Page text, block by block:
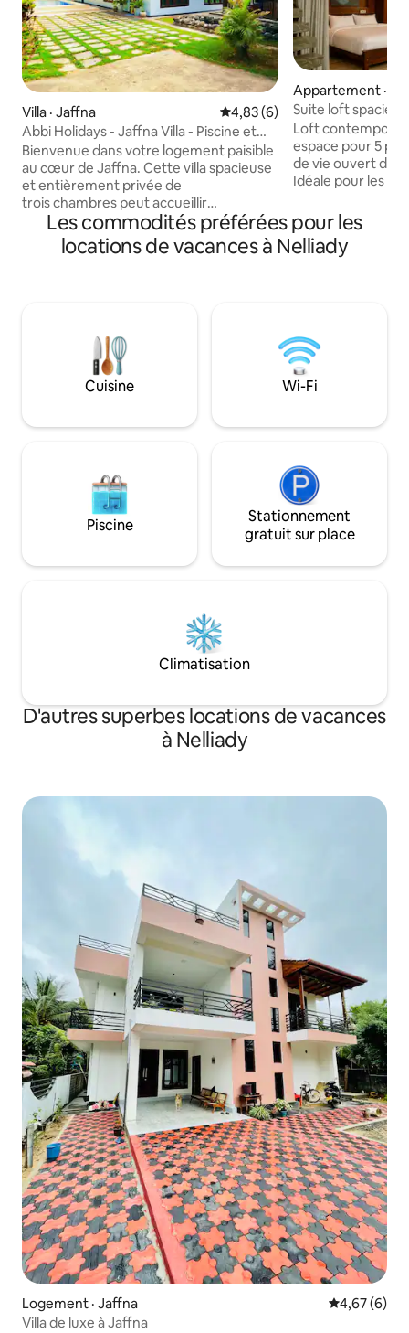
Villa · Jaffna Note moyenne de 4,83 sur 5,
4,83 (6)
Abbi Holidays - Jaffna Villa - Piscine et
bar à chicha
Bienvenue dans votre logement paisible
au cœur de Jaffna. Cette villa spacieuse
et entièrement privée de
trois chambres peut accueillir
confortablement six personnes et offre
un équilibre parfait entre confort,
intimité et commodité, ce qui en fait
résidentiel calme, la propriété offre un
havre de paix tout en étant à seulement
quelques minutes des principaux sites
transport et des services locaux.
Appartement ·
Suite loft
Point Pedro
Loft
espace pour 5
de vie ouvert de 1
Idéale pour les
de séjour
hôtel existant
Jaffna. Bank of Ceylan, le marché et
Thumpalai Beach
des trois unités
propriété, toutes
disposition.
Les commodités préférées pour les
locations de vacances à Nelliady
Cuisine Wi-Fi
Piscine
Stationnement
gratuit sur place
Climatisation
D'autres superbes locations de vacances
à Nelliady
Logement · Jaffna Note
4,67 (6)
Villa de luxe à Jaffna